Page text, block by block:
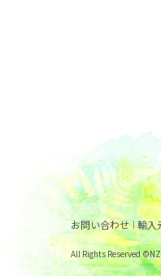
お問い合わせ 輸入
All Rights Reserved